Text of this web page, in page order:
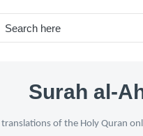
Surah al-
of the Holy Quran